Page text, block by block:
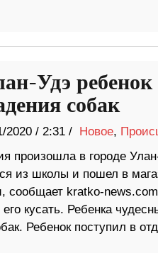
Удэ
собак
2020/ 2:31 / Новое,
произошла в городе
из школы и пошел в
сообщает kratko-
его кусать. Ребенка
Ребенок поступил в